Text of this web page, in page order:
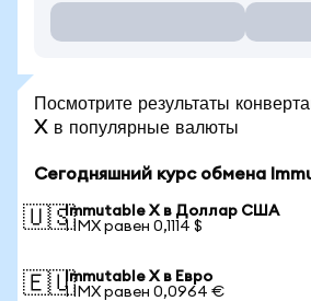
Посмотрите результаты
X в популярные валюты
Сегодняшний курс обмена
🇺🇸Immutable X в Доллар США
1 IMX равен 0,1114 $
🇪🇺Immutable X в Евро
1 IMX равен 0,0964 €